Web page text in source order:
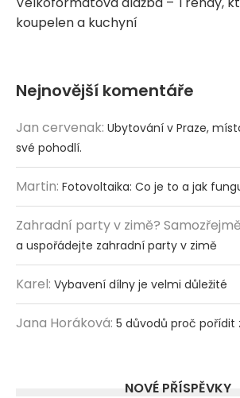
koupelen a kuchyní
Nejnovější komentáře
Jan cervenak: Ubytování v Praze,
své pohodlí.
Martin: Fotovoltaika: Co je to a jak
Zahradní party v zimě?
a uspořádejte zahradní party v zimě
Karel: Vybavení dílny je velmi důležité
Jana Horáková: 5 důvodů proč pořídit
NOVÉ PŘÍSPĚVKY